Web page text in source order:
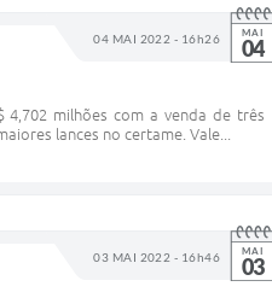
04 MAI 2022 - 16h26 MAI
04
milhões com a venda de três
lances no certame. Vale...
03 MAI 2022 - 16h46 MAI
03